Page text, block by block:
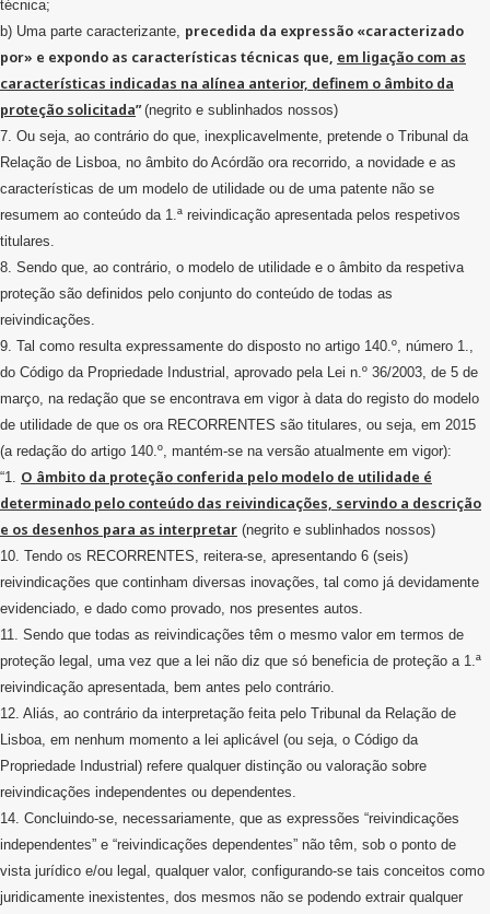
técnica;
b) Uma parte caracterizante, precedida da expressão «caracterizado
por» e expondo as características técnicas que, em ligação com as
características indicadas na alínea anterior, definem o âmbito da
proteção solicitada”(negrito e sublinhados nossos)
7. Ou seja, ao contrário do que, inexplicavelmente, pretende o Tribunal da
Relação de Lisboa, no âmbito do Acórdão ora recorrido, a novidade e as
características de um modelo de utilidade ou de uma patente não se
resumem ao conteúdo da 1.ª reivindicação apresentada pelos respetivos
titulares.
8. Sendo que, ao contrário, o modelo de utilidade e o âmbito da respetiva
proteção são definidos pelo conjunto do conteúdo de todas as
reivindicações.
9. Tal como resulta expressamente do disposto no artigo 140.º, número 1.,
do Código da Propriedade Industrial, aprovado pela Lei n.º 36/2003, de 5 de
março, na redação que se encontrava em vigor à data do registo do modelo
de utilidade de que os ora RECORRENTES são titulares, ou seja, em 2015
(a redação do artigo 140.º, mantém-se na versão atualmente em vigor):
“1. O âmbito da proteção conferida pelo modelo de utilidade é
determinado pelo conteúdo das reivindicações, servindo a descrição
e os desenhos para as interpretar (negrito e sublinhados nossos)
10. Tendo os RECORRENTES, reitera-se, apresentando 6 (seis)
reivindicações que continham diversas inovações, tal como já devidamente
evidenciado, e dado como provado, nos presentes autos.
11. Sendo que todas as reivindicações têm o mesmo valor em termos de
proteção legal, uma vez que a lei não diz que só beneficia de proteção a 1.ª
reivindicação apresentada, bem antes pelo contrário.
12. Aliás, ao contrário da interpretação feita pelo Tribunal da Relação de
Lisboa, em nenhum momento a lei aplicável (ou seja, o Código da
Propriedade Industrial) refere qualquer distinção ou valoração sobre
reivindicações independentes ou dependentes.
14. Concluindo-se, necessariamente, que as expressões “reivindicações
independentes” e “reivindicações dependentes” não têm, sob o ponto de
vista jurídico e/ou legal, qualquer valor, configurando-se tais conceitos como
juridicamente inexistentes, dos mesmos não se podendo extrair qualquer